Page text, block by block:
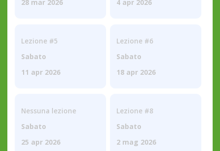
28 mar 2026 4 apr 2026
Lezione #5
Sabato
11 apr 2026
Lezione #6
Sabato
18 apr 2026
Nessuna lezione
Sabato
25 apr 2026
Lezione #8
Sabato
2 mag 2026